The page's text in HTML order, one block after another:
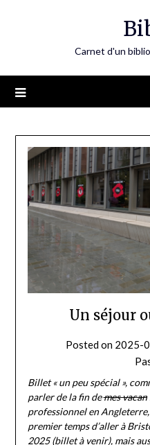
Carnet d'un
Un séjour
Posted on 2025-
Billet « un peu spécial »,
parler de la fin demes vacan
professionnel en Angleterre,
premier temps d’aller à
2025 (billet à venir), mais